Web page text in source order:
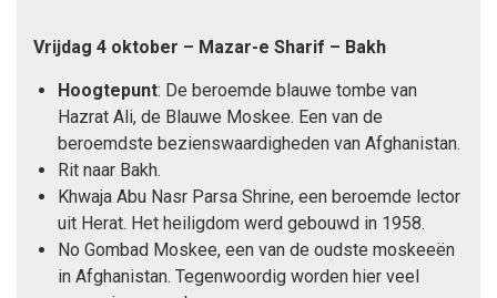
Vrijdag 4 oktober – Mazar-e Sharif – Bakh
Hoogtepunt: De beroemde blauwe tombe van
Hazrat Ali, de Blauwe Moskee. Een van de
beroemdste bezienswaardigheden van Afghanistan.
Rit naar Bakh.
Khwaja Abu Nasr Parsa Shrine, een beroemde lector
uit Herat. Het heiligdom werd gebouwd in 1958.
No Gombad Moskee, een van de oudste moskeeën
in Afghanistan. Tegenwoordig worden hier veel